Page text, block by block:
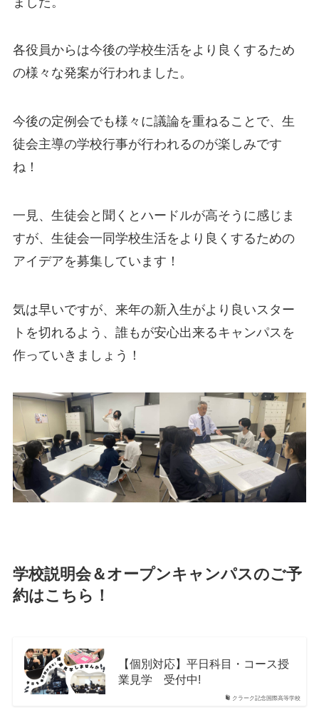
各役員からは今後の学校生活をより良くするため
の様々な発案が行われました。
今後の定例会でも様々に議論を重ねることで、生
徒会主導の学校行事が行われるのが楽しみです
ね！
一見、生徒会と聞くとハードルが高そうに感じま
すが、生徒会一同学校生活をより良くするための
アイデアを募集しています！
気は早いですが、来年の新入生がより良いスター
トを切れるよう、誰もが安心出来るキャンパスを
作っていきましょう！
学校説明会＆オープンキャンパスのご予
約はこちら！
クラーク記念国際高等学校
【個別対応】平日科目・コース授
業見学 受付中!